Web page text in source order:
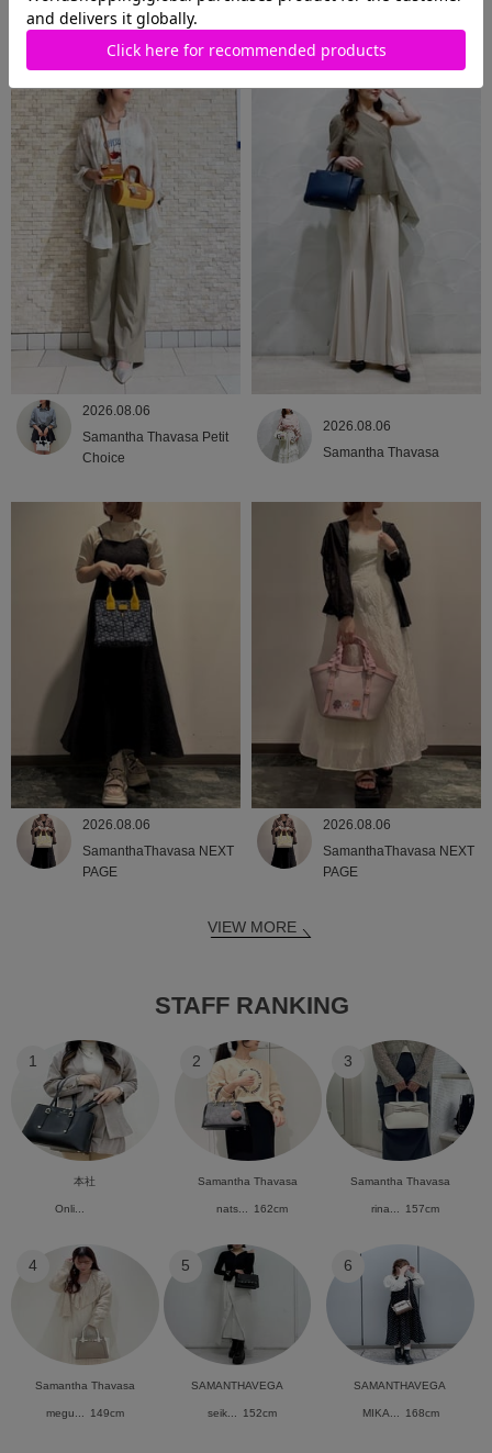
2026.08.06
Samantha Thavasa
Samantha Thavasa
2026.08.06
Samantha Thavasa Petit
Choice
2026.08.06
Samantha Thavasa
2026.08.06
SamanthaThavasa NEXT
PAGE
2026.08.06
SamanthaThavasa NEXT
PAGE
VIEW MORE
STAFF RANKING
1
本社
Onli...
2
Samantha Thavasa
nats... 162cm
3
Samantha Thavasa
rina... 157cm
4
Samantha Thavasa
megu... 149cm
5
SAMANTHAVEGA
seik... 152cm
6
SAMANTHAVEGA
MIKA... 168cm